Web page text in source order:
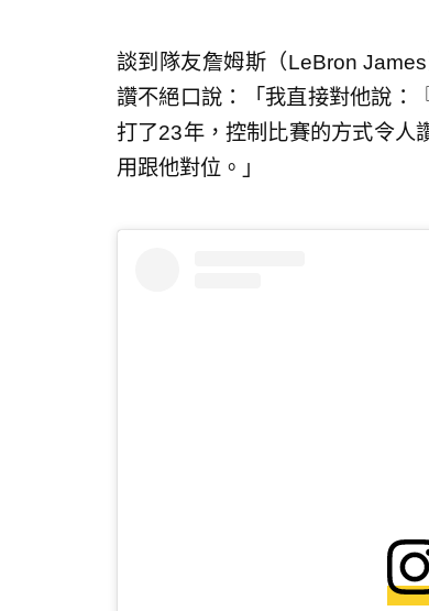
談到隊友詹姆斯（LeBron
讚不絕口說：「我直接對他說：
打了23年，控制比賽的方式令人
用跟他對位。」